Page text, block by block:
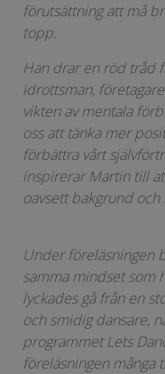
förutsättning att må
topp.
Han drar en röd tråd
idrottsman,
vikten av mentala
oss att tänka mer
förbättra vårt
inspirerar Martin till
oavsett bakgrund
Under föreläsningen
samma mindset som
lyckades gå från en
och smidig dansare,
programmet Lets
föreläsningen